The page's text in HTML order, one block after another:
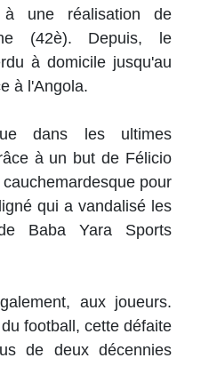
une réalisation de
(42è). Depuis, le
à domicile jusqu'au
à l'Angola.
dans les ultimes
à un but de Félicio
pour
qui a vandalisé les
Baba Yara Sports
aux joueurs.
football, cette défaite
de deux décennies